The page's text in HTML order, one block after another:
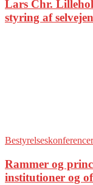
Lars Chr.
styring af
Bestyrelseskonferencer
Rammer og
institutioner og